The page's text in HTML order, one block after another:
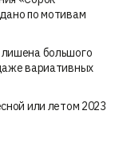
по мотивам
большого
вариативных
или летом 2023